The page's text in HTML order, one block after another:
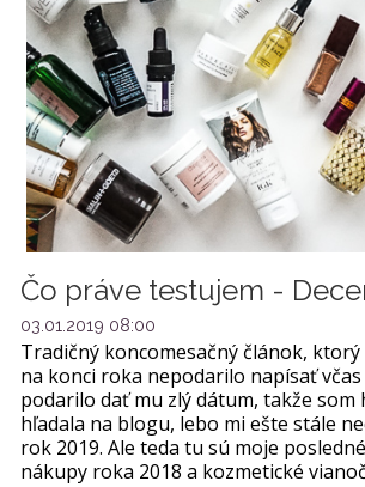
Čo práve testujem -
03.01.2019 08:00
Tradičný koncomesačný článok, ktorý
na konci roka nepodarilo napísať včas
podarilo dať mu zlý dátum, takže som
hľadala na blogu, lebo mi ešte stále
rok 2019. Ale teda tu sú moje
nákupy roka 2018 a kozmetické